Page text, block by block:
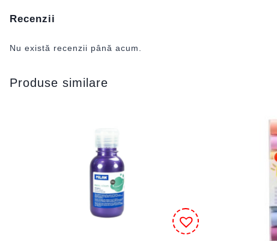
Recenzii
Nu există recenzii până acum.
Produse similare